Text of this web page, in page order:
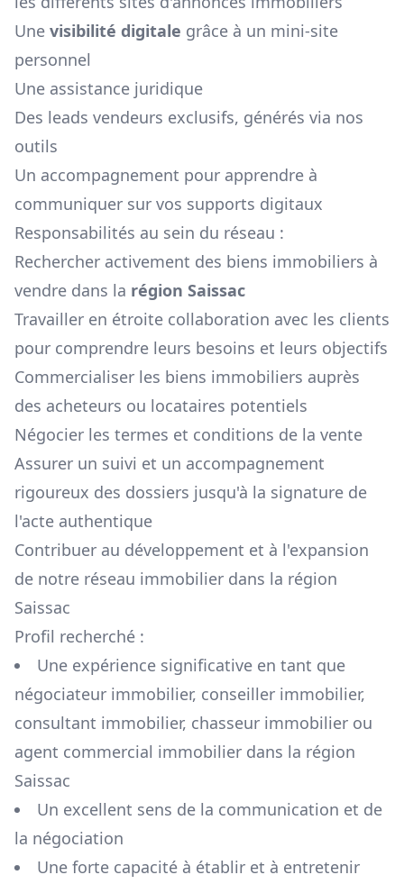
Une visibilité digitale grâce à un mini-site
personnel
Une assistance juridique
Des leads vendeurs exclusifs, générés via nos
outils
Un accompagnement pour apprendre à
communiquer sur vos supports digitaux
Responsabilités au sein du réseau :
Rechercher activement des biens immobiliers à
vendre dans la région Saissac
Travailler en étroite collaboration avec les clients
pour comprendre leurs besoins et leurs objectifs
Commercialiser les biens immobiliers auprès
des acheteurs ou locataires potentiels
Négocier les termes et conditions de la vente
Assurer un suivi et un accompagnement
rigoureux des dossiers jusqu'à la signature de
l'acte authentique
Contribuer au développement et à l'expansion
de notre réseau immobilier dans la région
Saissac
Profil recherché :
Une expérience significative en tant que
négociateur immobilier, conseiller immobilier,
consultant immobilier, chasseur immobilier ou
agent commercial immobilier dans la région
Saissac
Un excellent sens de la communication et de
la négociation
Une forte capacité à établir et à entretenir